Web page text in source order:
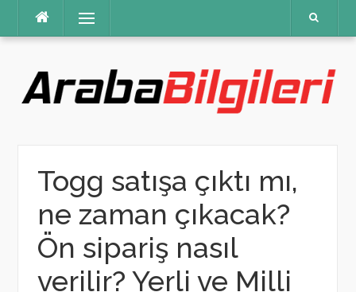
Menü
Togg satışa çıktı mı,
ne zaman çıkacak?
Ön sipariş nasıl
verilir? Yerli ve Milli